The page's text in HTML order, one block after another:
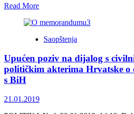
Read MoreRead
about
na
Nacrta
Memoranduma
civilnom
državotvornim
političkim
Saopštenja
Upućen poziv na dijalog s
političkim akterima Hrvatske
s BiH
21.01.2019